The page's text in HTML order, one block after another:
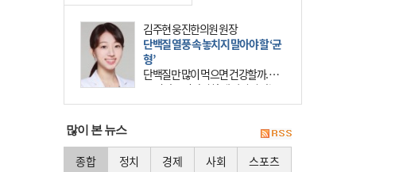
김주현 웅진한의원 원장
단백질 열풍 속 놓치지 말아야 할 ‘균
형’
단백질만 많이 먹으면 건강할까. 요
즘 건강을 이야기할 때 빠지지 않는
키워드가 단백질이다. 헬스장을 다니
많이 본 뉴스
종합 정치 경제 사회 스포츠